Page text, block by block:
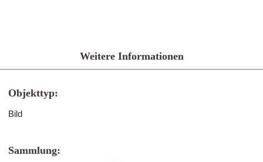
Weitere Informationen
Objekttyp:
Bild
Sammlung: